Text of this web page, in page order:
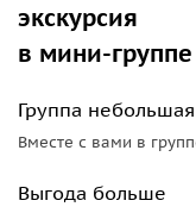
экскурсия
в мини-группе
Группа небольшая
Вместе с вами в
Выгода больше